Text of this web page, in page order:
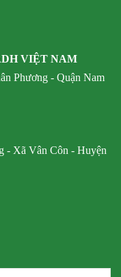
VIỆT NAM
Phương - Quận Nam
- Xã Vân Côn - Huyện